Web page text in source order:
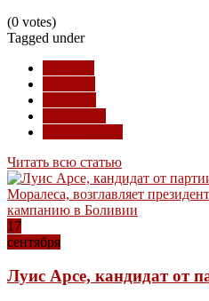
(0 votes)
Tagged under
Читать всю статью
17
сентября
Луис Арсе, кандидат от